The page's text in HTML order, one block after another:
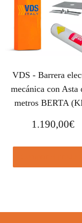
VDS - Barrera
mecánica con Asta
metros BERTA
1.190,00€